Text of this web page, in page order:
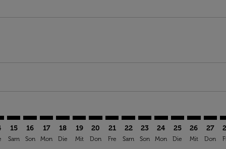
15
Sam
16
Son
17
Mon
18
Die
19
Mit
TXL–BGF: cmp-view-offers-
20
Don
TXL–BGF: cmp-view-offers-
21
Fre
TXL–BGF: cmp-view-
22
Sam
TXL–BGF: cmp-view-
23
Son
TXL–BGF: cmp-
24
Mon
TXL–BGF:
25
Die
26
Mit
27
Don